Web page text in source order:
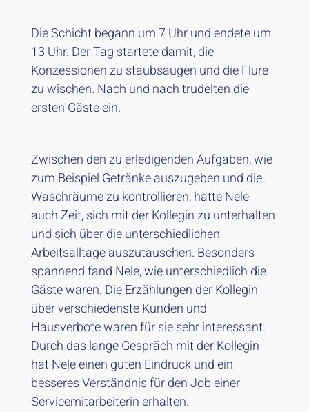
Die Schicht begann um 7 Uhr und endete um
13 Uhr. Der Tag startete damit, die
Konzessionen zu staubsaugen und die Flure
zu wischen. Nach und nach trudelten die
ersten Gäste ein.
Zwischen den zu erledigenden Aufgaben, wie
zum Beispiel Getränke auszugeben und die
Waschräume zu kontrollieren, hatte Nele
auch Zeit, sich mit der Kollegin zu unterhalten
und sich über die unterschiedlichen
Arbeitsalltage auszutauschen. Besonders
spannend fand Nele, wie unterschiedlich die
Gäste waren. Die Erzählungen der Kollegin
über verschiedenste Kunden und
Hausverbote waren für sie sehr interessant.
Durch das lange Gespräch mit der Kollegin
hat Nele einen guten Eindruck und ein
besseres Verständnis für den Job einer
Servicemitarbeiterin erhalten.